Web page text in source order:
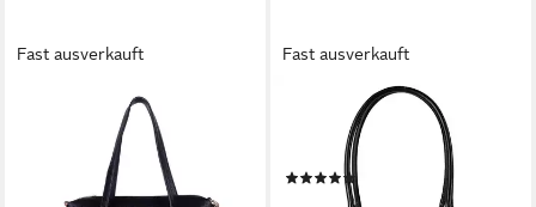
Fast ausverkauft
U.S. POLO ASSN.
Tragetasche ROGERSVILLE
LARGE SHOPPING BAG
Damen, Tragetasche Damen,
Fast ausverkauft
U.S. POLO ASSN.
Schultertasche Jacquard,
Polyester
ab 55,69 € 79,90 €